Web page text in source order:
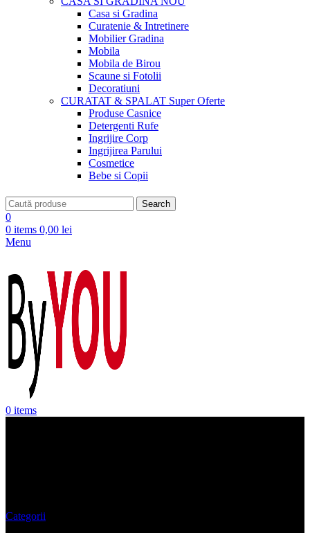
Casa si Gradina
Curatenie & Intretinere
Mobilier Gradina
Mobila
Mobila de Birou
Scaune si Fotolii
Decoratiuni
CURATAT & SPALAT Super Oferte
Produse Casnice
Detergenti Rufe
Ingrijire Corp
Ingrijirea Parului
Cosmetice
Bebe si Copii
Search
0
0 items 0,00 lei
Menu
0 items
Categorii